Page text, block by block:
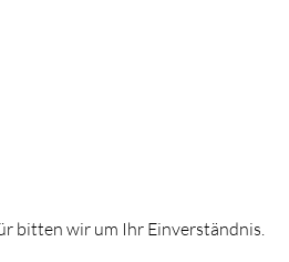
bitten wir um Ihr Einverständnis.